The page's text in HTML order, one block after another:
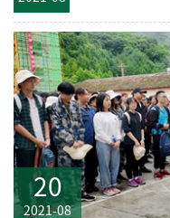
20
2021-08